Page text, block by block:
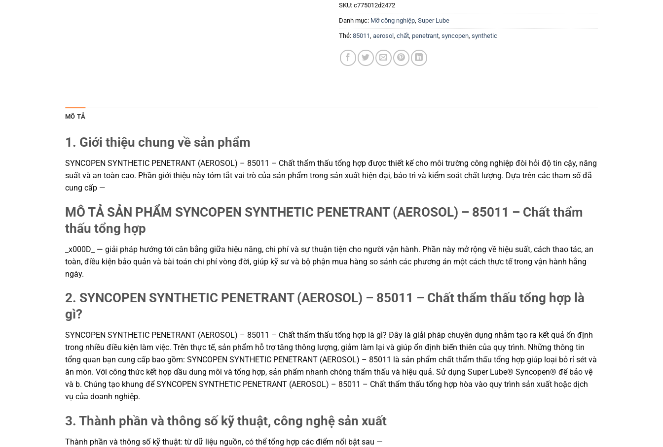
SKU: c775012d2472
Danh mục: Mỡ công nghiệp, Super Lube
Thẻ: 85011, aerosol , chất, penetrant, syncopen, synthetic
MÔ TẢ
1. Giới thiệu chung về sản phẩm
SYNCOPEN SYNTHETIC PENETRANT (AEROSOL) – 85011 – Chất thẩm thấu tổng hợp được thiết kế cho môi trường công nghiệp đòi hỏi độ tin cậy, năng
suất và an toàn cao. Phần giới thiệu này tóm tắt vai trò của sản phẩm trong sản xuất hiện đại, bảo trì và kiểm soát chất lượng. Dựa trên các tham số đã
cung cấp —
MÔ TẢ SẢN PHẨM SYNCOPEN SYNTHETIC PENETRANT (AEROSOL) – 85011 – Chất thẩm
thấu tổng hợp
_x000D_ — giải pháp hướng tới cân bằng giữa hiệu năng, chi phí và sự thuận tiện cho người vận hành. Phần này mở rộng về hiệu suất, cách thao tác, an
toàn, điều kiện bảo quản và bài toán chi phí vòng đời, giúp kỹ sư và bộ phận mua hàng so sánh các phương án một cách thực tế trong vận hành hằng
ngày.
2. SYNCOPEN SYNTHETIC PENETRANT (AEROSOL) – 85011 – Chất thẩm thấu tổng hợp là
gì?
SYNCOPEN SYNTHETIC PENETRANT (AEROSOL) – 85011 – Chất thẩm thấu tổng hợp là gì? Đây là giải pháp chuyên dụng nhằm tạo ra kết quả ổn định
trong nhiều điều kiện làm việc. Trên thực tế, sản phẩm hỗ trợ tăng thông lượng, giảm làm lại và giúp ổn định biến thiên của quy trình. Những thông tin
tổng quan bạn cung cấp bao gồm: SYNCOPEN SYNTHETIC PENETRANT (AEROSOL) – 85011 là sản phẩm chất thẩm thấu tổng hợp giúp loại bỏ rỉ sét và
ăn mòn. Với công thức kết hợp dầu dung môi và tổng hợp, sản phẩm nhanh chóng thẩm thấu và hiệu quả. Sử dụng Super Lube® Syncopen® để bảo vệ
và b. Chúng tạo khung để SYNCOPEN SYNTHETIC PENETRANT (AEROSOL) – 85011 – Chất thẩm thấu tổng hợp hòa vào quy trình sản xuất hoặc dịch
vụ của doanh nghiệp.
3. Thành phần và thông số kỹ thuật, công nghệ sản xuất
Thành phần và thông số kỹ thuật: từ dữ liệu nguồn, có thể tổng hợp các điểm nổi bật sau —